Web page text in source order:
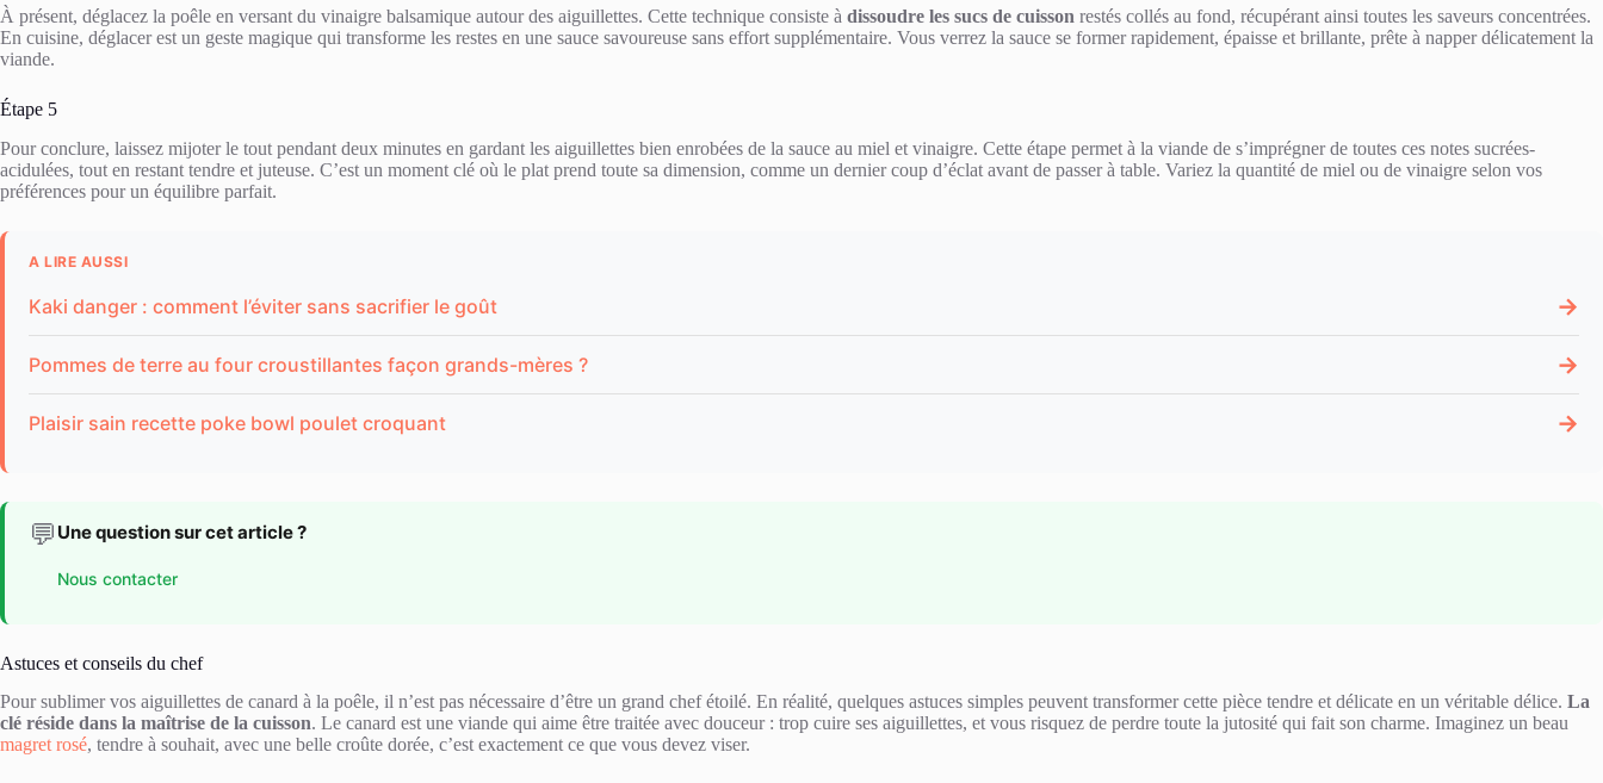
À présent, déglacez la poêle en versant du vinaigre balsamique autour des aiguillettes. Cette technique consiste à dissoudre les sucs de cuisson restés collés au fond, récupérant ainsi toutes les saveurs concentrées.
En cuisine, déglacer est un geste magique qui transforme les restes en une sauce savoureuse sans effort supplémentaire. Vous verrez la sauce se former rapidement, épaisse et brillante, prête à napper délicatement la
viande.
Étape 5
Pour conclure, laissez mijoter le tout pendant deux minutes en gardant les aiguillettes bien enrobées de la sauce au miel et vinaigre. Cette étape permet à la viande de s’imprégner de toutes ces notes sucrées-
acidulées, tout en restant tendre et juteuse. C’est un moment clé où le plat prend toute sa dimension, comme un dernier coup d’éclat avant de passer à table. Variez la quantité de miel ou de vinaigre selon vos
préférences pour un équilibre parfait.
A LIRE AUSSI
Kaki danger : comment l’éviter sans sacrifier le goût →
Pommes de terre au four croustillantes façon grands-mères ? →
Plaisir sain recette poke bowl poulet croquant →
💬 Une question sur cet article ?
Nous contacter
Astuces et conseils du chef
Pour sublimer vos aiguillettes de canard à la poêle, il n’est pas nécessaire d’être un grand chef étoilé. En réalité, quelques astuces simples peuvent transformer cette pièce tendre et délicate en un véritable délice. La
clé réside dans la maîtrise de la cuisson. Le canard est une viande qui aime être traitée avec douceur : trop cuire ses aiguillettes, et vous risquez de perdre toute la jutosité qui fait son charme. Imaginez un beau
magret rosé, tendre à souhait, avec une belle croûte dorée, c’est exactement ce que vous devez viser.